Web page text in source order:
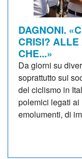
DAGNONI.
CRISI? ALLE
CHE...»
Da giorni su
soprattutto sui
del ciclismo in
polemici legati ai
emolumenti, di